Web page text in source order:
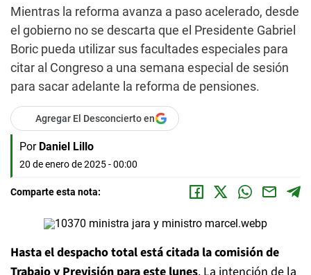
Mientras la reforma avanza a paso acelerado, desde
el gobierno no se descarta que el Presidente Gabriel
Boric pueda utilizar sus facultades especiales para
citar al Congreso a una semana especial de sesión
para sacar adelante la reforma de pensiones.
Agregar El Desconcierto en
Por Daniel Lillo
20 de enero de 2025 - 00:00
Comparte esta nota:
Hasta el despacho total está citada la comisión de